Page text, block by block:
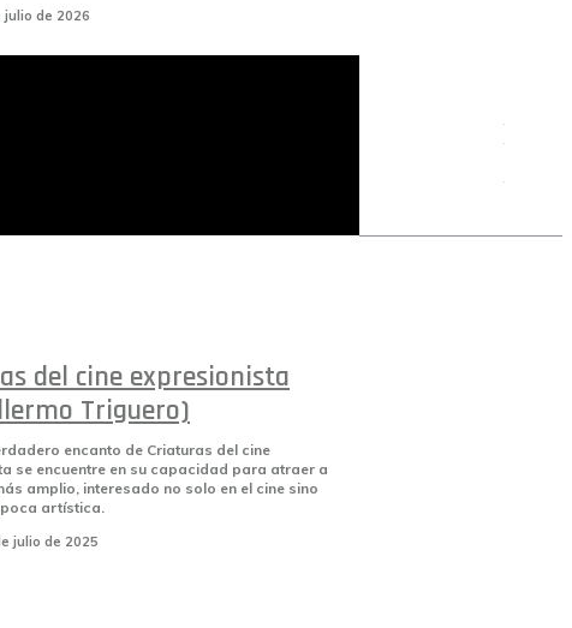
julio de 2026
del cine expresionista
Triguero)
encanto de Criaturas del cine
se encuentre en su capacidad para atraer a
amplio, interesado no solo en el cine sino
artística.
julio de 2025
encadenados.org